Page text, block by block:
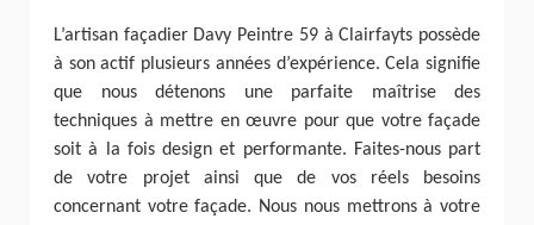
L’artisan façadier Davy Peintre 59 à Clairfayts possède
à son actif plusieurs années d’expérience. Cela signifie
que nous détenons une parfaite maîtrise des
techniques à mettre en œuvre pour que votre façade
soit à la fois design et performante. Faites-nous part
de votre projet ainsi que de vos réels besoins
concernant votre façade. Nous nous mettrons à votre